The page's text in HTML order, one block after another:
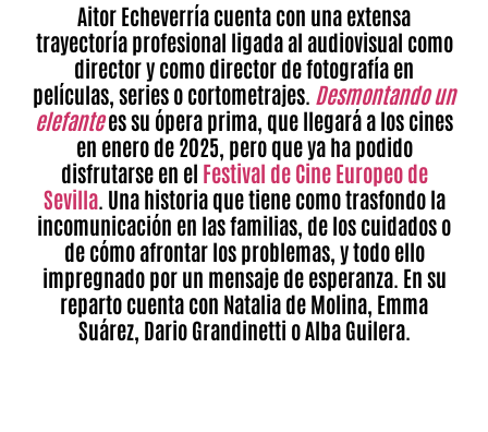
Aitor Echeverría cuenta con una extensa
trayectoría profesional ligada al audiovisual como
director y como director de fotografía en
películas, series o cortometrajes. Desmontando un
elefantees su ópera prima, que llegará a los cines
en enero de 2025, pero que ya ha podido
disfrutarse en el Festival de Cine Europeo de
Sevilla. Una historia que tiene como trasfondo la
incomunicación en las familias, de los cuidados o
de cómo afrontar los problemas, y todo ello
impregnado por un mensaje de esperanza. En su
reparto cuenta con Natalia de Molina, Emma
Suárez, Dario Grandinetti o Alba Guilera.